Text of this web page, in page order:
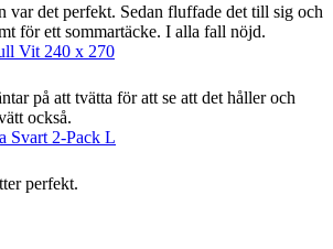
var det perfekt. Sedan fluffade det till sig och
för ett sommartäcke. I alla fall nöjd.
Vit 240 x 270
på att tvätta för att se att det håller och
också.
Svart 2-Pack L
perfekt.